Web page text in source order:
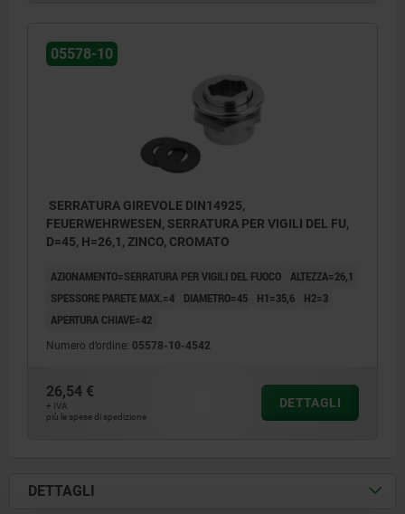
05578-10
SERRATURA GIREVOLE DIN14925,
FEUERWEHRWESEN, SERRATURA PER VIGILI DEL FU,
D=45, H=26,1, ZINCO, CROMATO
AZIONAMENTO=SERRATURA PER VIGILI DEL FUOCO ALTEZZA=26,1
SPESSORE PARETE MAX.=4
DIAMETRO=45 H1=35,6
H2=3
APERTURA CHIAVE=42
Numero d’ordine: 05578-10-4542
26,54 €
+ IVA
più le spese di spedizione
DETTAGLI
DETTAGLI